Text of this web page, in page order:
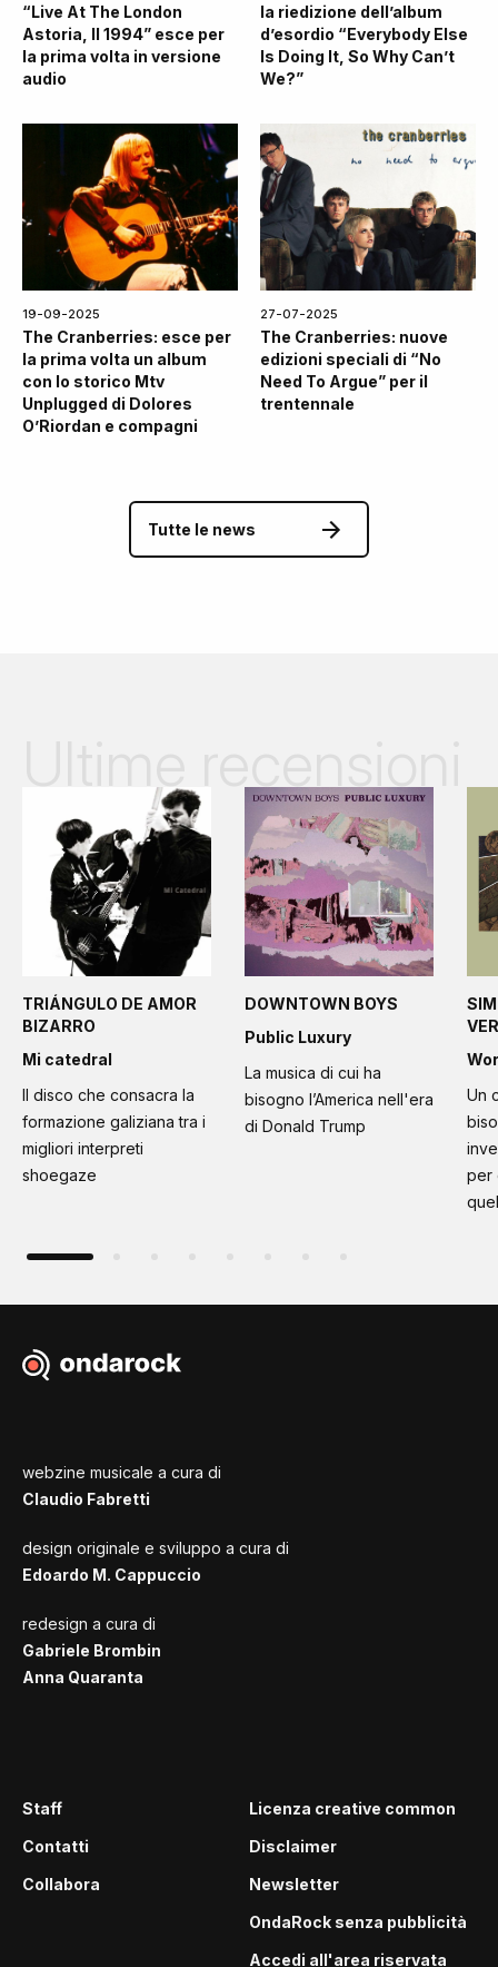
“Live At The London
Astoria, II 1994” esce per
la prima volta in versione
audio
la riedizione dell’album
d’esordio “Everybody Else
Is Doing It, So Why Can’t
We?”
19-09-2025
The Cranberries: esce per
la prima volta un album
con lo storico Mtv
Unplugged di Dolores
O’Riordan e compagni
27-07-2025
The Cranberries: nuove
edizioni speciali di “No
Need To Argue” per il
trentennale
Tutte le news
TRIÁNGULO DE AMOR
BIZARRO
Mi catedral
Il disco che consacra la
formazione galiziana tra i
migliori interpreti
shoegaze
DOWNTOWN BOYS
Public Luxury
La musica di cui ha
bisogno l’America nell'era
di Donald Trump
Un
per
webzine musicale a cura di
Claudio Fabretti
design originale e sviluppo a cura di
Edoardo M. Cappuccio
redesign a cura di
Gabriele Brombin
Anna Quaranta
Staff
Contatti
Collabora
Licenza creative common
Disclaimer
Newsletter
OndaRock senza pubblicità
Accedi all'area riservata